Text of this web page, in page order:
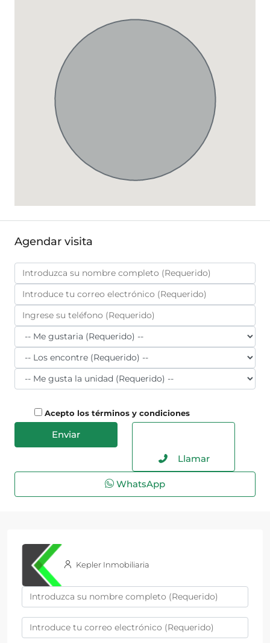
Agendar visita
Acepto los términos y condiciones
Llamar
WhatsApp
Kepler Inmobiliaria